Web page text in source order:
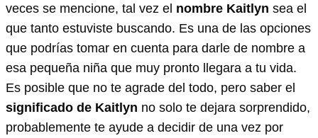
veces se mencione, tal vez el nombre Kaitlyn sea el
que tanto estuviste buscando. Es una de las opciones
que podrías tomar en cuenta para darle de nombre a
esa pequeña niña que muy pronto llegara a tu vida.
Es posible que no te agrade del todo, pero saber el
significado de Kaitlyn no solo te dejara sorprendido,
probablemente te ayude a decidir de una vez por